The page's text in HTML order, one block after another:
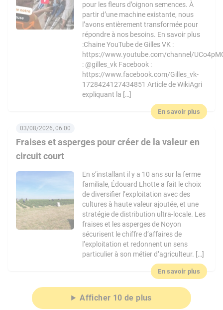
pour les fleurs d’oignon semences. À
partir d’une machine existante, nous
l’avons entièrement transformée pour
répondre à nos besoins. En savoir plus
:Chaine YouTube de Gilles VK :
https://www.youtube.com/channel/
: @gilles_vk Facebook :
https://www.facebook.com/Gilles_vk-
1728424127434851 Article de WikiAgri
expliquant la […]
En savoir plus
Fraises et asperges pour créer de la valeur en
circuit court
03/08/2026, 06:00
En s’installant il y a 10 ans sur la ferme
familiale, Édouard Lhotte a fait le choix
de diversifier l’exploitation avec des
cultures à haute valeur ajoutée, et une
stratégie de distribution ultra-locale. Les
fraises et les asperges de Noyon
sécurisent le chiffre d’affaires de
l’exploitation et redonnent un sens
particulier à son métier d’agriculteur. […]
En savoir plus
Afficher 10 de plus